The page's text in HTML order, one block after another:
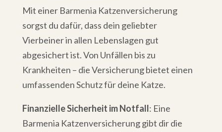
Mit einer Barmenia Katzenversicherung
sorgst du dafür, dass dein geliebter
Vierbeiner in allen Lebenslagen gut
abgesichert ist. Von Unfällen bis zu
Krankheiten – die Versicherung bietet einen
umfassenden Schutz für deine Katze.
Finanzielle Sicherheit im Notfall: Eine
Barmenia Katzenversicherung gibt dir die